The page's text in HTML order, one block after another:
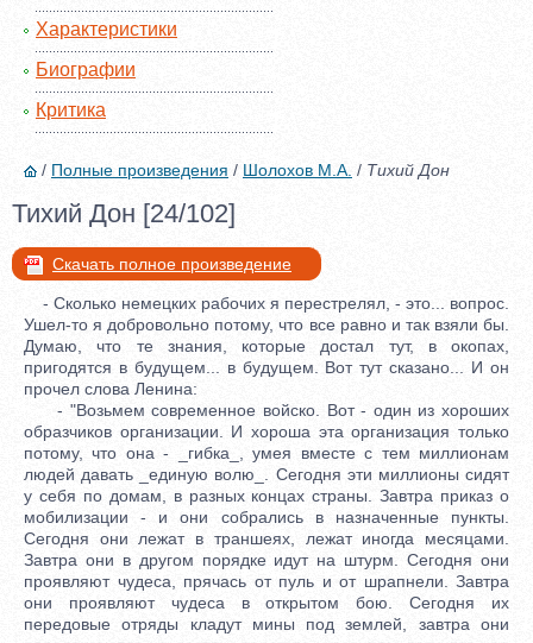
Характеристики
Биографии
Критика
/ Полные произведения / Шолохов М.А. / Тихий Дон
Тихий Дон [24/102]
Скачать полное произведение
- Сколько немецких рабочих я перестрелял, - это... вопрос.
Ушел-то я добровольно потому, что все равно и так взяли бы.
Думаю, что те знания, которые достал тут, в окопах,
пригодятся в будущем... в будущем. Вот тут сказано... И он
прочел слова Ленина:
- "Возьмем современное войско. Вот - один из хороших
образчиков организации. И хороша эта организация только
потому, что она - _гибка_, умея вместе с тем миллионам
людей давать _единую волю_. Сегодня эти миллионы сидят
у себя по домам, в разных концах страны. Завтра приказ о
мобилизации - и они собрались в назначенные пункты.
Сегодня они лежат в траншеях, лежат иногда месяцами.
Завтра они в другом порядке идут на штурм. Сегодня они
проявляют чудеса, прячась от пуль и от шрапнели. Завтра
они проявляют чудеса в открытом бою. Сегодня их
передовые отряды кладут мины под землей, завтра они